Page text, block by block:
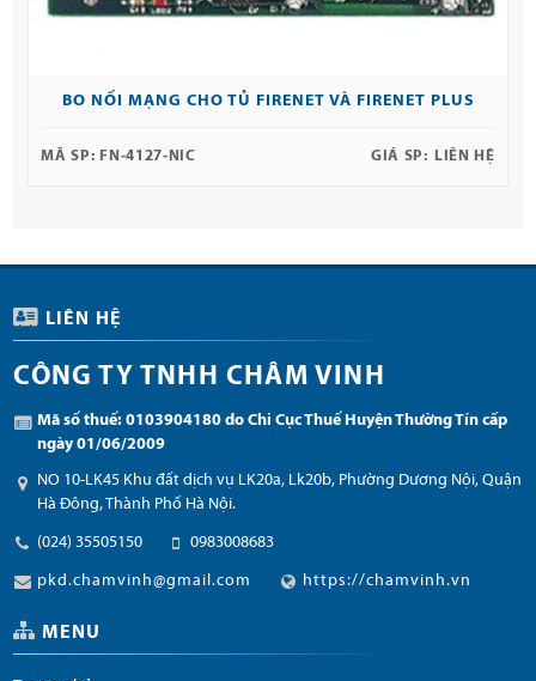
BO NỐI MẠNG CHO TỦ FIRENET VÀ FIRENET PLUS
MÃ SP: FN-4127-NIC GIÁ SP: LIÊN HỆ
LIÊN HỆ
CÔNG TY TNHH CHÂM VINH
Mã số thuế: 0103904180 do Chi Cục Thuế Huyện Thường Tín cấp
ngày 01/06/2009
NO 10-LK45 Khu đất dịch vụ LK20a, Lk20b, Phường Dương Nội, Quận
Hà Đông, Thành Phố Hà Nội.
(024) 35505150 0983008683
pkd.chamvinh@gmail.com https://chamvinh.vn
MENU